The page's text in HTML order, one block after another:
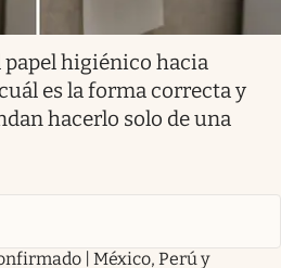
papel higiénico hacia
es la forma correcta y
hacerlo solo de una
| México, Perú y